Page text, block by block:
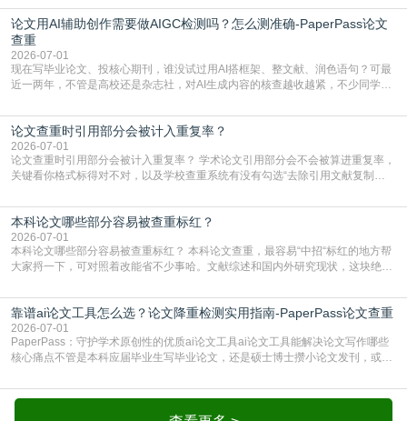
查数值误导。知网（CNKI）是学校定稿检测的绝对主流。本科用PMLC，含大学
生联合比对库，能比历届学长论文，硕博用VIP/TMLC，含学术论文联合比对
库，期刊投稿用AMLMC/SML
论文用AI辅助创作需要做AIGC检测吗？怎么测准确-PaperPass论文
查重
2026-07-01
现在写毕业论文、投核心期刊，谁没试过用AI搭框架、整文献、润色语句？可最
近一两年，不管是高校还是杂志社，对AI生成内容的核查越收越紧，不少同学投
真的太亏。提前做AIGC检测，已经成了很多过来人交稿前必做的一步。为什么
AIGC检测成了论文答辩投稿前的必备项？可能还有不少人觉得，我就用AI搭了个
框架，内容都是自己写的，至于做AIG
论文查重时引用部分会被计入重复率？
2026-07-01
论文查重时引用部分会被计入重复率？ 学术论文引用部分会不会被算进重复率，
关键看你格式标得对不对，以及学校查重系统有没有勾选“去除引用文献复制
独占一行，每条文献用[1][2]方括号编号、与正文一一对应，著录项符合GB/T
7714（作者、题名、刊名、年、卷期、页码齐全，标点用半角）；查重系统识别
成功后通常把这段标为引用，
本科论文哪些部分容易被查重标红？
2026-07-01
本科论文哪些部分容易被查重标红？ 本科论文查重，最容易“中招“标红的地方帮
大家捋一下，可对照着改能省不少事哈。文献综述和国内外研究现状，这块绝对
乎一模一样的话，你要是直接复制百度百科、教材或别人写好的综述段落，系统
一抓一个准，整段飘红。研究背景、意义和方法描述也是不可避免，比如“本文采
用问卷调查法““运用SPSS软件进行数据分
靠谱ai论文工具怎么选？论文降重检测实用指南-PaperPass论文查重
2026-07-01
PaperPass：守护学术原创性的优质ai论文工具ai论文工具能解决论文写作哪些
核心痛点不管是本科应届毕业生写毕业论文，还是硕士博士攒小论文发刊，或是
自己逐句读逐句改，熬好几个大夜不说，还经常改不到点上，交上去才发现重复
率超标，再返工太折腾。现在有了成熟的ai论文工具，这些痛点基本都能高效解